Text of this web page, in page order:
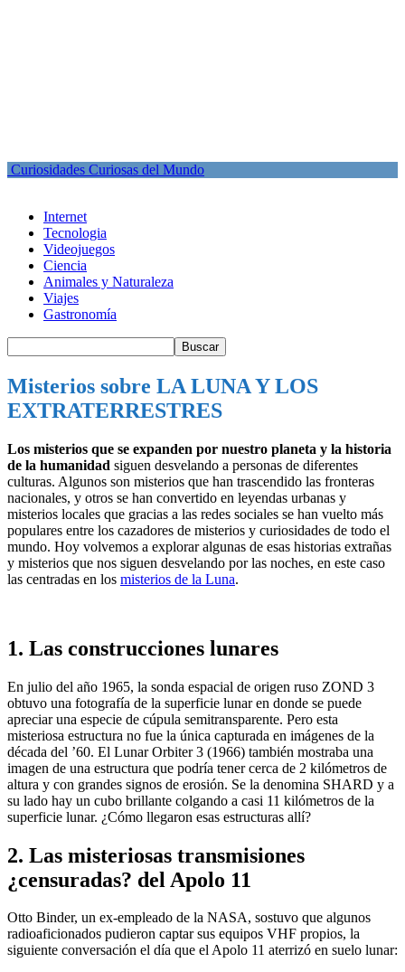
Curiosidades Curiosas del Mundo
Internet
Tecnologia
Videojuegos
Ciencia
Animales y Naturaleza
Viajes
Gastronomía
Misterios sobre LA LUNA Y LOS
EXTRATERRESTRES
Los misterios que se expanden por nuestro planeta y la historia
de la humanidad siguen desvelando a personas de diferentes
culturas. Algunos son misterios que han trascendido las fronteras
nacionales, y otros se han convertido en leyendas urbanas y
misterios locales que gracias a las redes sociales se han vuelto más
populares entre los cazadores de misterios y curiosidades de todo el
mundo. Hoy volvemos a explorar algunas de esas historias extrañas
y misterios que nos siguen desvelando por las noches, en este caso
las centradas en los misterios de la Luna.
1. Las construcciones lunares
En julio del año 1965, la sonda espacial de origen ruso ZOND 3
obtuvo una fotografía de la superficie lunar en donde se puede
apreciar una especie de cúpula semitransparente. Pero esta
misteriosa estructura no fue la única capturada en imágenes de la
década del ’60. El Lunar Orbiter 3 (1966) también mostraba una
imagen de una estructura que podría tener cerca de 2 kilómetros de
altura y con grandes signos de erosión. Se la denomina SHARD y a
su lado hay un cubo brillante colgando a casi 11 kilómetros de la
superficie lunar. ¿Cómo llegaron esas estructuras allí?
2. Las misteriosas transmisiones
¿censuradas? del Apolo 11
Otto Binder, un ex-empleado de la NASA, sostuvo que algunos
radioaficionados pudieron captar sus equipos VHF propios, la
siguiente conversación el día que el Apolo 11 aterrizó en suelo lunar: